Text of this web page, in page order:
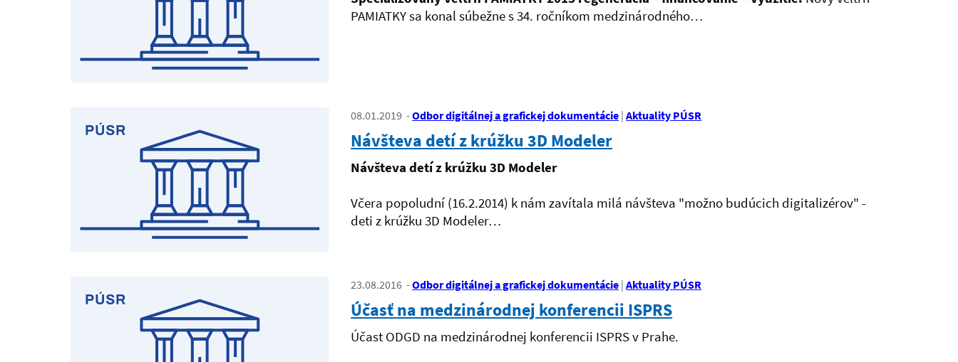
PAMIATKY sa konal súbežne s 34. ročníkom medzinárodného…
08.01.2019 Odbor digitálnej a grafickej dokumentácie Aktuality PÚSR
Návšteva detí z krúžku 3D Modeler
Návšteva detí z krúžku 3D Modeler
Včera popoludní (16.2.2014) k nám zavítala milá návšteva "možno budúcich digitalizérov" -
deti z krúžku 3D Modeler…
23.08.2016 Odbor digitálnej a grafickej dokumentácie Aktuality PÚSR
Účasť na medzinárodnej konferencii ISPRS
Účast ODGD na medzinárodnej konferencii ISPRS v Prahe.